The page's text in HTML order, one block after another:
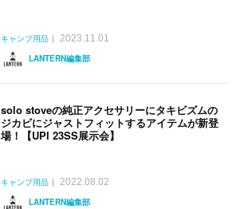
キャンプ用品
2023.11.01
LANTERN編集部
solo stoveの純正アクセサリーにタキビズムの
ジカビにジャストフィットするアイテムが新登
場！【UPI 23SS展示会】
キャンプ用品
2022.08.02
LANTERN編集部